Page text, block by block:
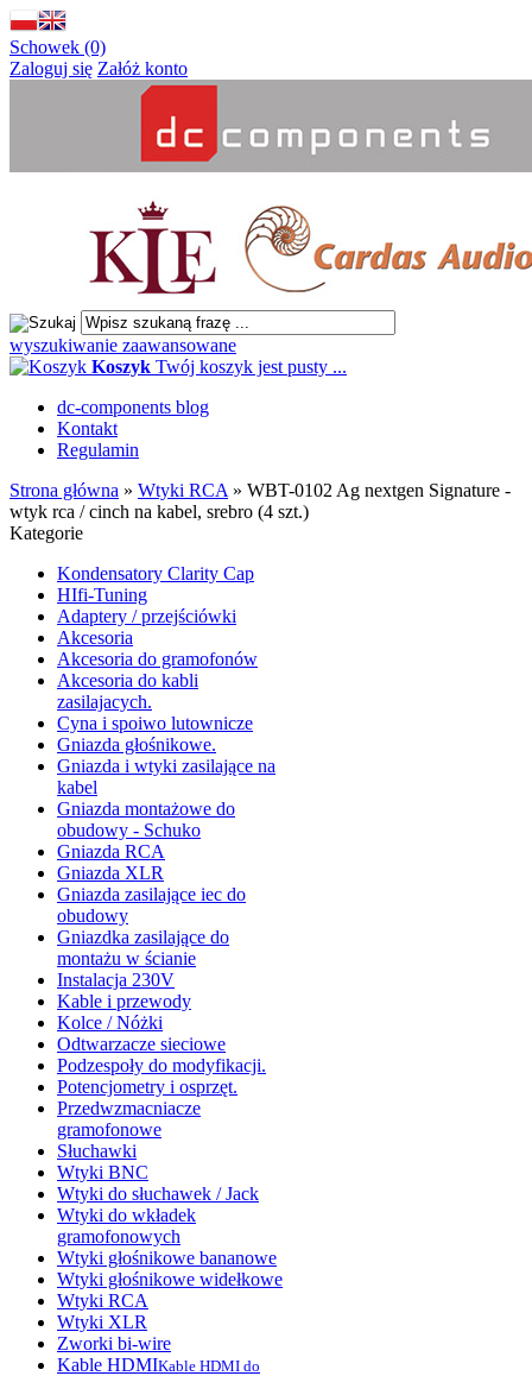
Schowek (0)
Zaloguj się Załóż konto
wyszukiwanie zaawansowane
Koszyk Twój koszyk jest pusty ...
dc-components blog
Kontakt
Regulamin
Strona główna » Wtyki RCA » WBT-0102 Ag nextgen Signature -
wtyk rca / cinch na kabel, srebro (4 szt.)
Kategorie
Kondensatory Clarity Cap
HIfi-Tuning
Adaptery / przejściówki
Akcesoria
Akcesoria do gramofonów
Akcesoria do kabli
zasilajacych.
Cyna i spoiwo lutownicze
Gniazda głośnikowe.
Gniazda i wtyki zasilające na
kabel
Gniazda montażowe do
obudowy - Schuko
Gniazda RCA
Gniazda XLR
Gniazda zasilające iec do
obudowy
Gniazdka zasilające do
montażu w ścianie
Instalacja 230V
Kable i przewody
Kolce / Nóżki
Odtwarzacze sieciowe
Podzespoły do modyfikacji.
Potencjometry i osprzęt.
Przedwzmacniacze
gramofonowe
Słuchawki
Wtyki BNC
Wtyki do słuchawek / Jack
Wtyki do wkładek
gramofonowych
Wtyki głośnikowe bananowe
Wtyki głośnikowe widełkowe
Wtyki RCA
Wtyki XLR
Zworki bi-wire
Kable HDMIKable HDMI do